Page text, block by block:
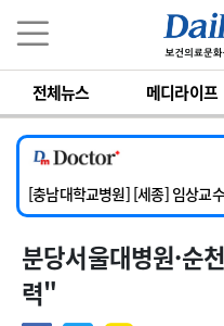
전체뉴스 메디라이프
[단국대학교병원] 임상전담교원
[해운대부민병원] [해운대] 2026
[서울아산병원] 건강증진센터 소
[이대서울병원] 정형외과 일반의
[단국대학교병원] 임상전담교원
[해운대부민병원] [해운대] 2026
분당서울대병원·순
력"